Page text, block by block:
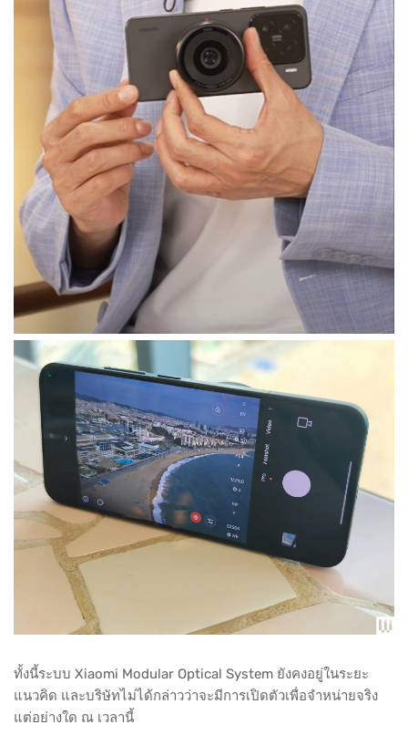
ทั้งนี้ระบบ Xiaomi Modular Optical System ยังคงอยู่ในระยะ
แนวคิด และบริษัทไม่ได้กล่าวว่าจะมีการเปิดตัวเพื่อจำหน่ายจริง
แต่อย่างใด ณ เวลานี้